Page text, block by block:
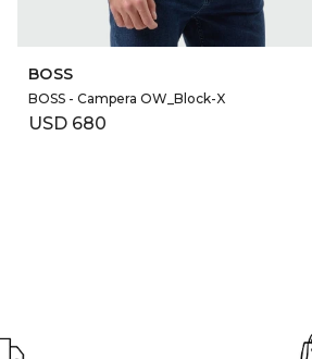
SELECCIONAR TALLE
BOSS
BOSS - Campera OW_Block-X
USD 680